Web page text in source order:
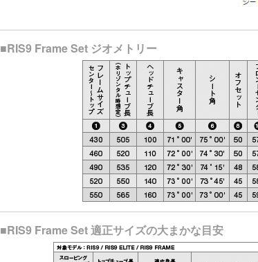
■RIS9 Frame Set ジオメトリー
■RIS9 Frame Set 適正サイズの大まかな目安